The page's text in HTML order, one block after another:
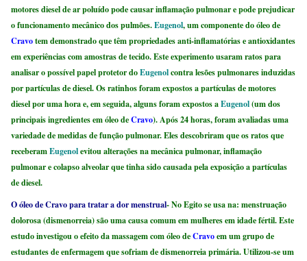
motores diesel de ar poluído pode causar inflamação pulmonar e pode prejudicar
o funcionamento mecânico dos pulmões.Eugenol, um componente do óleo de
Cravotem demonstrado que têm propriedades anti-inflamatórias e antioxidantes
em experiências com amostras de tecido. Este experimento usaram ratos para
analisar o possível papel protetor doEugenolcontra lesões pulmonares induzidas
por partículas de diesel. Os ratinhos foram expostos a partículas de motores
diesel por uma hora e, em seguida, alguns foram expostos aEugenol(um dos
principais ingredientes em óleo deCravo). Após 24 horas, foram avaliadas uma
variedade de medidas de função pulmonar. Eles descobriram que os ratos que
receberamEugenolevitou alterações na mecânica pulmonar, inflamação
pulmonar e colapso alveolar que tinha sido causada pela exposição a partículas
de diesel.
O óleo de Cravo para tratar a dor menstrual-No Egito se usa na: menstruação
dolorosa (dismenorreia) são uma causa comum em mulheres em idade fértil. Este
estudo investigou o efeito da massagem com óleo deCravoem um grupo de
estudantes de enfermagem que sofriam de dismenorreia primária. Utilizou-se um